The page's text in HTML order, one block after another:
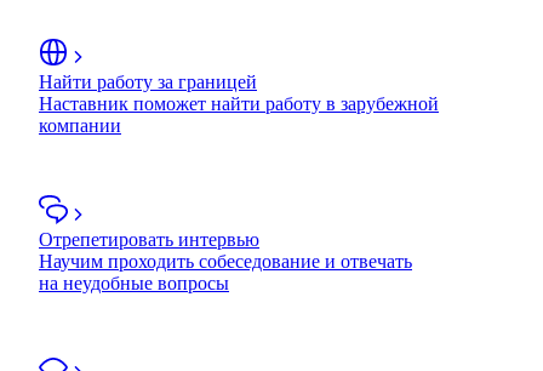
Найти работу за границей
Наставник поможет найти работу в зарубежной
компании
Отрепетировать интервью
Научим проходить собеседование и отвечать
на неудобные вопросы